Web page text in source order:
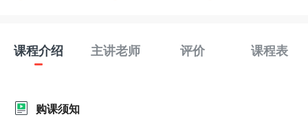
课程介绍 主讲老师 评价 课程表
购课须知